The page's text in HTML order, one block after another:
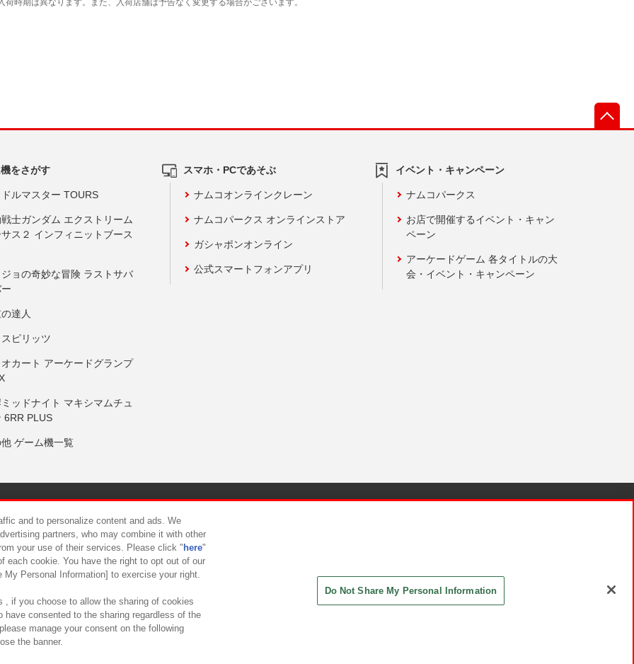
をさがす
ルマスター TOURS
士ガンダム エクストリーム
ス２ インフィニットブース
ョの奇妙な冒険 ラストサバ
達人
ピリッツ
カート アーケードグランプ
ッドナイト マキシマムチュ
6RR PLUS
ゲーム機一覧
スマホ・PCであそぶ
ナムコオンラインクレーン
ナムコパークス オンラインストア
ガシャポンオンライン
公式スマートフォンアプリ
イベント・キャンペーン
ナムコパークス
お店で開催するイベント・キャン
ペーン
アーケードゲーム 各タイトルの大
会・イベント・キャンペーン
について カスタマーハラスメント対応方針
and to personalize content and ads. We
partners, who may combine it with other
your use of their services. Please click " here"
each cookie. You have the right to opt out of our
Personal Information] to exercise your right.
, if you choose to allow the sharing of cookies
have consented to the sharing regardless of the
manage your consent on the following
the banner.
Do Not Share My Personal Information